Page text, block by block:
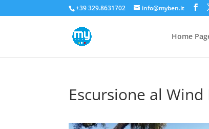
+39 329.8631702 info@myben.it
Home
Escursione al